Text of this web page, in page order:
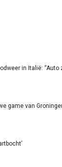
in Italië: “Auto
game van